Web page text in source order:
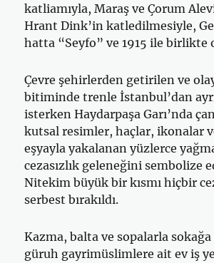
katliamıyla, Maraş ve Çorum
Hrant Dink’in katledilmesiyle,
hatta “Seyfo” ve 1915 ile birlikte
Çevre şehirlerden getirilen ve
bitiminde trenle İstanbul’dan
isterken Haydarpaşa Garı’nda
kutsal resimler, haçlar, ikonalar
eşyayla yakalanan yüzlerce
cezasızlık geleneğini sembolize
Nitekim büyük bir kısmı hiçbir
serbest bırakıldı.
Kazma, balta ve sopalarla
güruh gayrimüslimlere ait ev iş